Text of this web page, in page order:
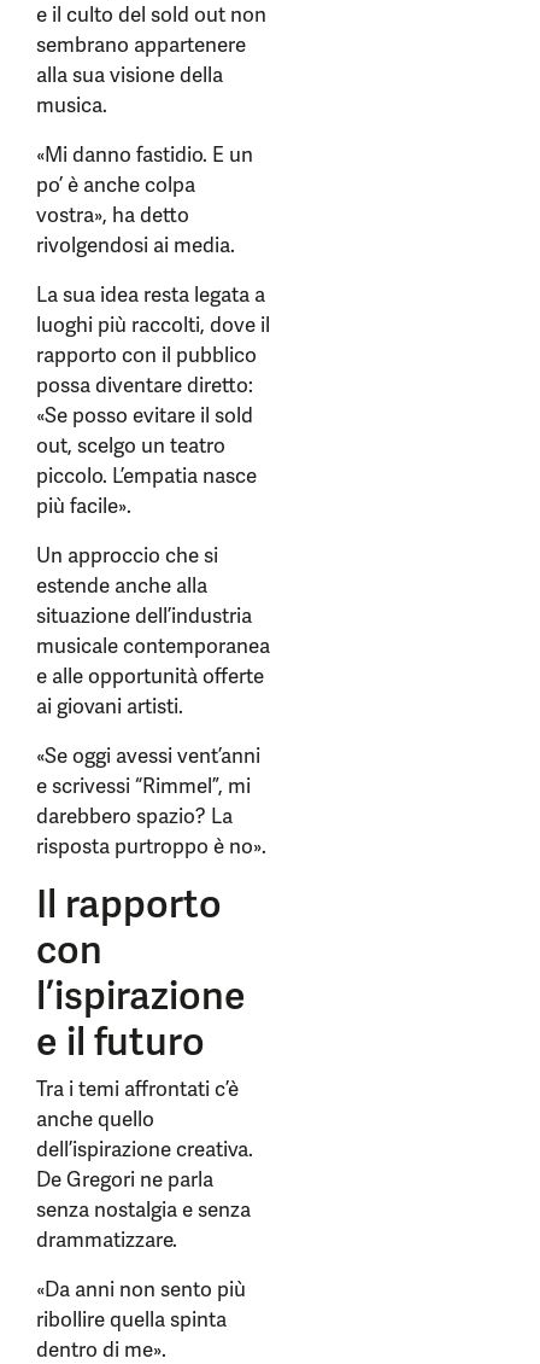
e il culto del sold out non
sembrano appartenere
alla sua visione della
musica.
«Mi danno fastidio. E un
po’ è anche colpa
vostra», ha detto
rivolgendosi ai media.
La sua idea resta legata a
luoghi più raccolti, dove il
rapporto con il pubblico
possa diventare diretto:
«Se posso evitare il sold
out, scelgo un teatro
piccolo. L’empatia nasce
più facile».
Un approccio che si
estende anche alla
situazione dell’industria
musicale contemporanea
e alle opportunità offerte
ai giovani artisti.
«Se oggi avessi vent’anni
e scrivessi “Rimmel”, mi
darebbero spazio? La
risposta purtroppo è no».
Il rapporto
con
l’ispirazione
e il futuro
Tra i temi affrontati c’è
anche quello
dell’ispirazione creativa.
De Gregori ne parla
senza nostalgia e senza
drammatizzare.
«Da anni non sento più
ribollire quella spinta
dentro di me».